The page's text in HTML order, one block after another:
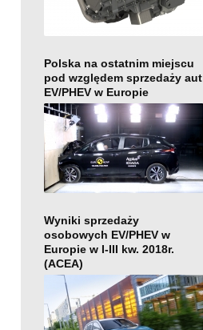
Polska na ostatnim miejscu
pod względem sprzedaży aut
EV/PHEV w Europie
Wyniki sprzedaży
osobowych EV/PHEV w
Europie w I-III kw. 2018r.
(ACEA)